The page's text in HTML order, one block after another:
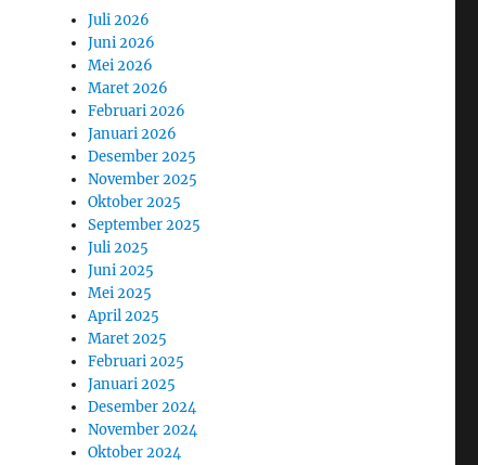
Juli 2026
Juni 2026
Mei 2026
Maret 2026
Februari 2026
Januari 2026
Desember 2025
November 2025
Oktober 2025
September 2025
Juli 2025
Juni 2025
Mei 2025
April 2025
Maret 2025
Februari 2025
Januari 2025
Desember 2024
November 2024
Oktober 2024